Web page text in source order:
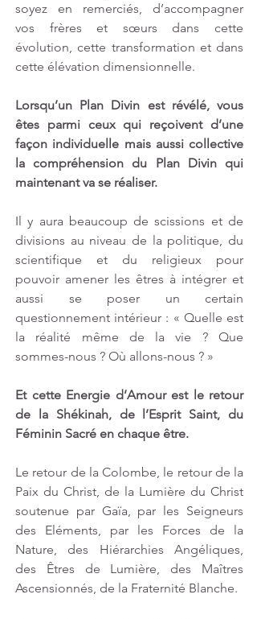
soyez en remerciés, d’accompagner
vos frères et sœurs dans cette
évolution, cette transformation et dans
cette élévation dimensionnelle.
Lorsqu’un Plan Divin est révélé, vous
êtes parmi ceux qui reçoivent d’une
façon individuelle mais aussi collective
la compréhension du Plan Divin qui
maintenant va se réaliser.
Il y aura beaucoup de scissions et de
divisions au niveau de la politique, du
scientifique et du religieux pour
pouvoir amener les êtres à intégrer et
aussi se poser un certain
questionnement intérieur : « Quelle est
la réalité même de la vie ? Que
sommes-nous ? Où allons-nous ? »
Et cette Energie d’Amour est le retour
de la Shékinah, de l’Esprit Saint, du
Féminin Sacré en chaque être.
Le retour de la Colombe, le retour de la
Paix du Christ, de la Lumière du Christ
soutenue par Gaïa, par les Seigneurs
des Eléments, par les Forces de la
Nature, des Hiérarchies Angéliques,
des Êtres de Lumière, des Maîtres
Ascensionnés, de la Fraternité Blanche.